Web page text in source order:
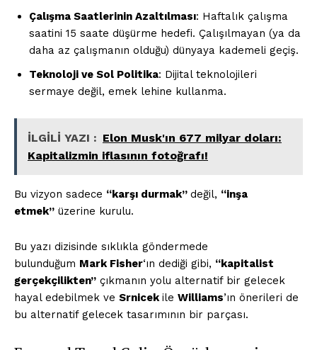
Çalışma Saatlerinin Azaltılması: Haftalık çalışma
saatini 15 saate düşürme hedefi. Çalışılmayan (ya da
daha az çalışmanın olduğu) dünyaya kademeli geçiş.
Teknoloji ve Sol Politika: Dijital teknolojileri
sermaye değil, emek lehine kullanma.
İLGİLİ YAZI : Elon Musk'ın 677 milyar doları:
Kapitalizmin iflasının fotoğrafı!
Bu vizyon sadece “karşı durmak” değil, “inşa
etmek” üzerine kurulu.
Bu yazı dizisinde sıklıkla göndermede
bulunduğum Mark Fisher‘ın dediği gibi, “kapitalist
gerçekçilikten” çıkmanın yolu alternatif bir gelecek
hayal edebilmek ve Srnicekile Williams’ın önerileri de
bu alternatif gelecek tasarımının bir parçası.